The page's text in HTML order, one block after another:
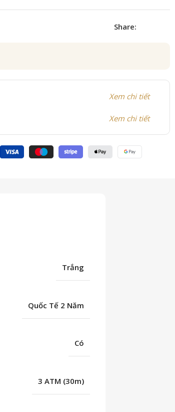
Share:
Xem chi tiết
Xem chi tiết
Trắng
Quốc Tế 2 Năm
Có
3 ATM (30m)